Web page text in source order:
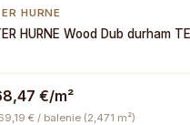
HURNE
HURNE Wood Dub durham
€/m²
€ / balenie (2,471 m²)